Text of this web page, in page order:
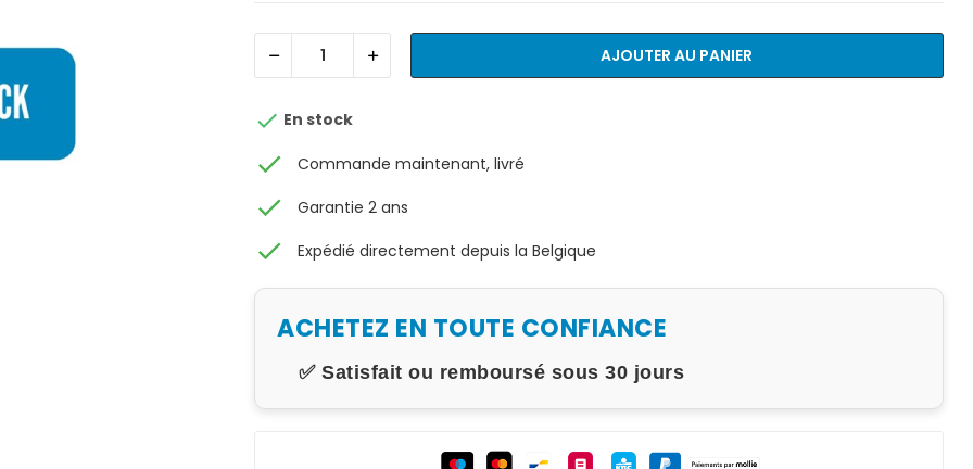
AJOUTER AU PANIER
 En stock
check Commande maintenant, livré
check Garantie 2 ans
check Expédié directement depuis la Belgique
ACHETEZ EN TOUTE CONFIANCE
✅ Satisfait ou remboursé sous 30 jours